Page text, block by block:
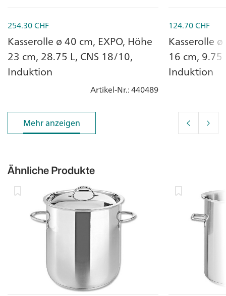
254.30CHF
Kasserolle ø 40 cm, EXPO, Höhe
23 cm, 28.75 L, CNS 18/10,
Induktion
Artikel-Nr.: 440489
124.70CHF
Kasserolle
16 cm,
Induktion
Mehr anzeigen
Mehr anzeigen
Ähnliche Produkte